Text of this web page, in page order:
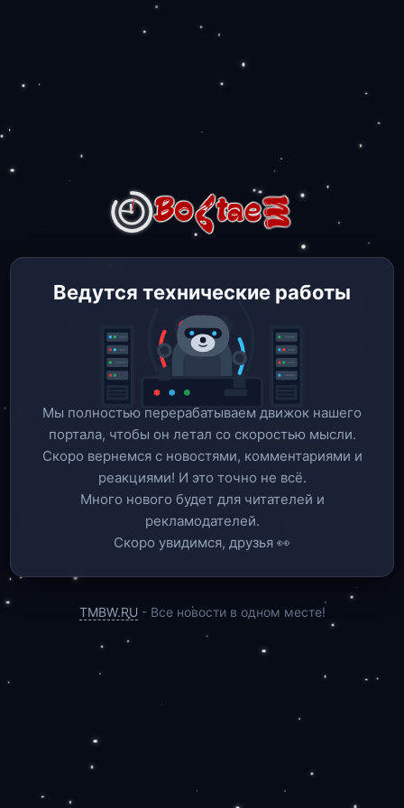
Ведутся технические работы
Мы полностью перерабатываем движок нашего
портала, чтобы он летал со скоростью мысли.
Скоро вернемся c новостями, комментариями и
реакциями! И это точно не всё.
Много нового будет для читателей и
рекламодателей.
Скоро увидимся, друзья 👀
TMBW.RU - Все новости в одном месте!